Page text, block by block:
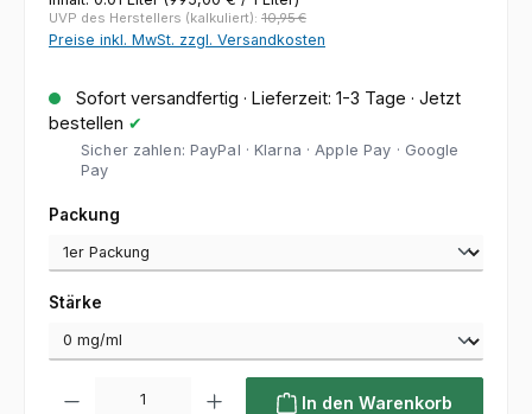
UVP des Herstellers (kalkuliert): 10,95 €
Preise inkl. MwSt. zzgl. Versandkosten
Sofort versandfertig · Lieferzeit: 1-3 Tage · Jetzt
bestellen ✔
Sicher zahlen: PayPal · Klarna · Apple Pay · Google
Pay
Packung
Stärke
In den Warenkorb